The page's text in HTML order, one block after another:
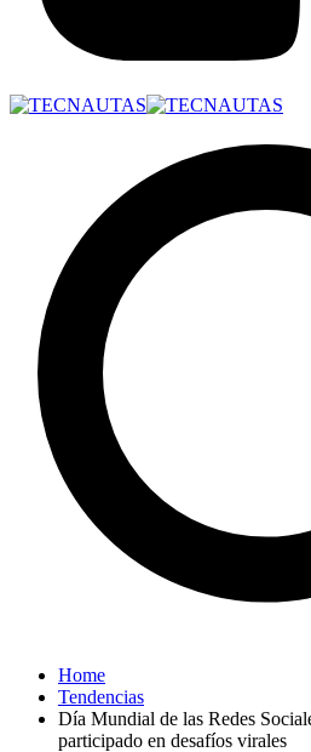
Home
Tendencias
Día Mundial de las Redes
participado en desafíos virales